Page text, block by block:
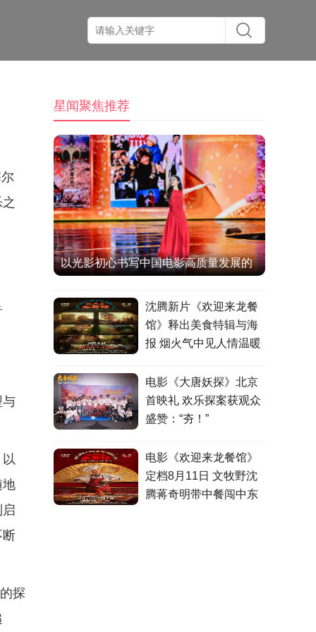
与
地
断
探
星闻聚焦推荐
以光影初心书写中国电影高质量发展的
沈腾新片《欢迎来龙餐
馆》释出美食特辑与海
报 烟火气中见人情温暖
电影《大唐妖探》北京
首映礼 欢乐探案获观众
盛赞：“夯！”
电影《欢迎来龙餐馆》
定档8月11日 文牧野沈
腾蒋奇明带中餐闯中东